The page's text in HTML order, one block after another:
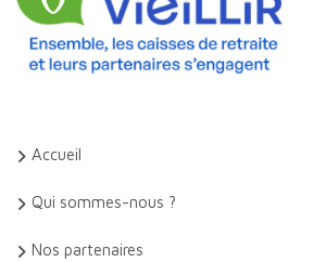
Accueil
Qui sommes-nous ?
Nos partenaires